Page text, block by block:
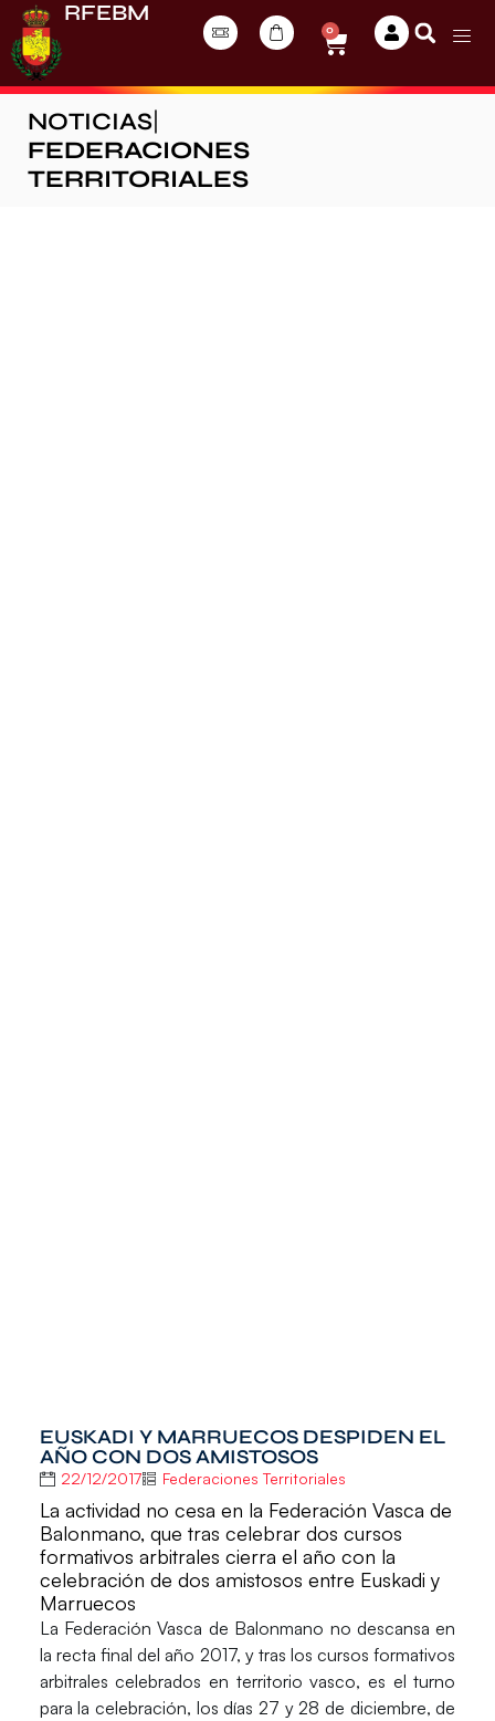
RFEBM
0
NOTICIAS
FEDERACIONES
TERRITORIALES
EUSKADI Y MARRUECOS DESPIDEN EL
AÑO CON DOS AMISTOSOS
22/12/2017 Federaciones Territoriales
La actividad no cesa en la Federación Vasca de
Balonmano, que tras celebrar dos cursos
formativos arbitrales cierra el año con la
celebración de dos amistosos entre Euskadi y
Marruecos
La Federación Vasca de Balonmano no descansa en
la recta final del año 2017, y tras los cursos formativos
arbitrales celebrados en territorio vasco, es el turno
para la celebración, los días 27 y 28 de diciembre, de